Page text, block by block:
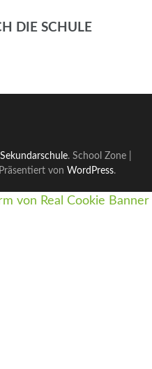
DIE SCHULE
. School Zone |
von WordPress.
von Real Cookie Banner